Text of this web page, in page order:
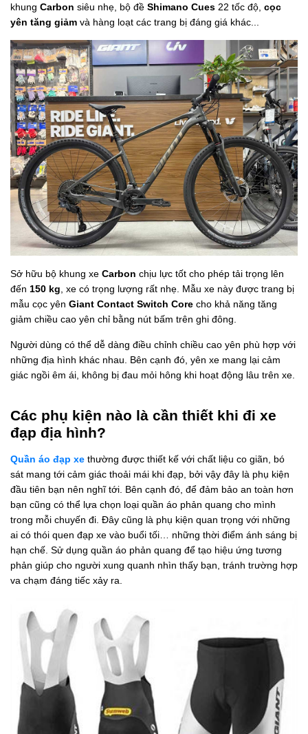
khung Carbon siêu nhẹ, bộ đề Shimano Cues 22 tốc độ, cọc
yên tăng giảm và hàng loạt các trang bị đáng giá khác...
Sở hữu bộ khung xe Carbon chịu lực tốt cho phép tải trọng lên
đến 150 kg , xe có trọng lượng rất nhẹ. Mẫu xe này được trang bị
mẫu cọc yên Giant Contact Switch Core cho khả năng tăng
giảm chiều cao yên chỉ bằng nút bấm trên ghi đông.
Người dùng có thể dễ dàng điều chỉnh chiều cao yên phù hợp với
những địa hình khác nhau. Bên cạnh đó, yên xe mang lại cảm
giác ngồi êm ái, không bị đau mỏi hông khi hoạt động lâu trên xe.
Các phụ kiện nào là cần thiết khi đi xe
đạp địa hình?
Quần áo đạp xe thường được thiết kế với chất liệu co giãn, bó
sát mang tới cảm giác thoải mái khi đạp, bởi vậy đây là phụ kiện
đầu tiên bạn nên nghĩ tới. Bên cạnh đó, để đảm bảo an toàn hơn
bạn cũng có thể lựa chọn loại quần áo phản quang cho mình
trong mỗi chuyến đi. Đây cũng là phụ kiện quan trọng với những
ai có thói quen đạp xe vào buổi tối… những thời điểm ánh sáng bị
hạn chế. Sử dụng quần áo phản quang để tạo hiệu ứng tương
phản giúp cho người xung quanh nhìn thấy bạn, tránh trường hợp
va chạm đáng tiếc xảy ra.